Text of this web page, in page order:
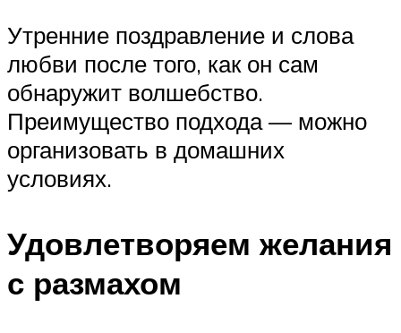
Утренние поздравление и слова
любви после того, как он сам
обнаружит волшебство.
Преимущество подхода — можно
организовать в домашних
условиях.
Удовлетворяем желания
с размахом